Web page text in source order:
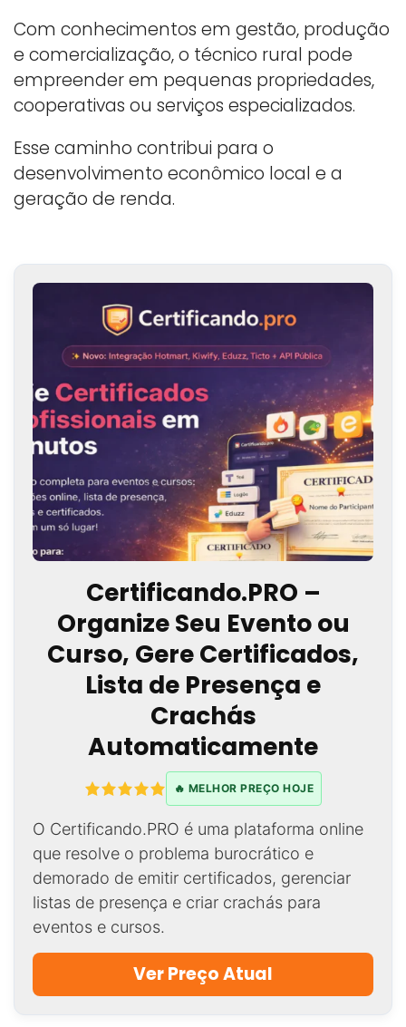
Com conhecimentos em gestão, produção
e comercialização, o técnico rural pode
empreender em pequenas propriedades,
cooperativas ou serviços especializados.
Esse caminho contribui para o
desenvolvimento econômico local e a
geração de renda.
Certificando.PRO –
Organize Seu Evento ou
Curso, Gere Certificados,
Lista de Presença e
Crachás
Automaticamente
🔥 MELHOR PREÇO HOJE
O Certificando.PRO é uma plataforma online
que resolve o problema burocrático e
demorado de emitir certificados, gerenciar
listas de presença e criar crachás para
eventos e cursos.
Ver Preço Atual